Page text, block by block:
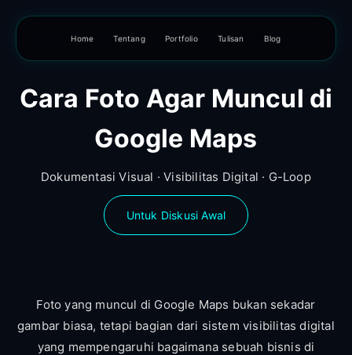
Home Tentang Portfolio Tulisan Blog
Cara Foto Agar Muncul di
Google Maps
Dokumentasi Visual · Visibilitas Digital · G-Loop
Untuk Diskusi Awal
Foto yang muncul di Google Maps bukan sekadar
gambar biasa, tetapi bagian dari sistem visibilitas digital
yang mempengaruhi bagaimana sebuah bisnis di